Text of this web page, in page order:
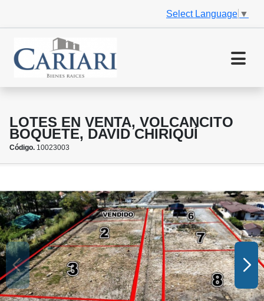
Select Language ▼
LOTES EN VENTA, VOLCANCITO
BOQUETE, DAVID CHIRIQUÍ
Código. 10023003